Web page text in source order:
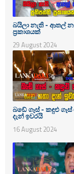
බයිලා නැති - ආතල්
ප්‍රකාශයක්
29 August 2024
බඩේ ගෑස් - කඳුළු
දැන් ඉවරයි
16 August 2024